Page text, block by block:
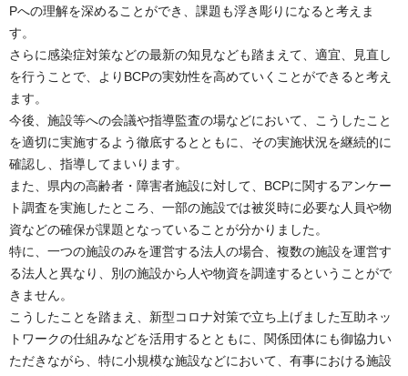
Pへの理解を深めることができ、課題も浮き彫りになると考えま
す。
さらに感染症対策などの最新の知見なども踏まえて、適宜、見直し
を行うことで、よりBCPの実効性を高めていくことができると考え
ます。
今後、施設等への会議や指導監査の場などにおいて、こうしたこと
を適切に実施するよう徹底するとともに、その実施状況を継続的に
確認し、指導してまいります。
また、県内の高齢者・障害者施設に対して、BCPに関するアンケー
ト調査を実施したところ、一部の施設では被災時に必要な人員や物
資などの確保が課題となっていることが分かりました。
特に、一つの施設のみを運営する法人の場合、複数の施設を運営す
る法人と異なり、別の施設から人や物資を調達するということがで
きません。
こうしたことを踏まえ、新型コロナ対策で立ち上げました互助ネッ
トワークの仕組みなどを活用するとともに、関係団体にも御協力い
ただきながら、特に小規模な施設などにおいて、有事における施設